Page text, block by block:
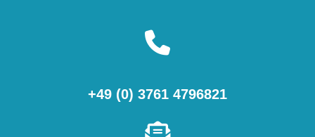
+49 (0) 3761 4796821